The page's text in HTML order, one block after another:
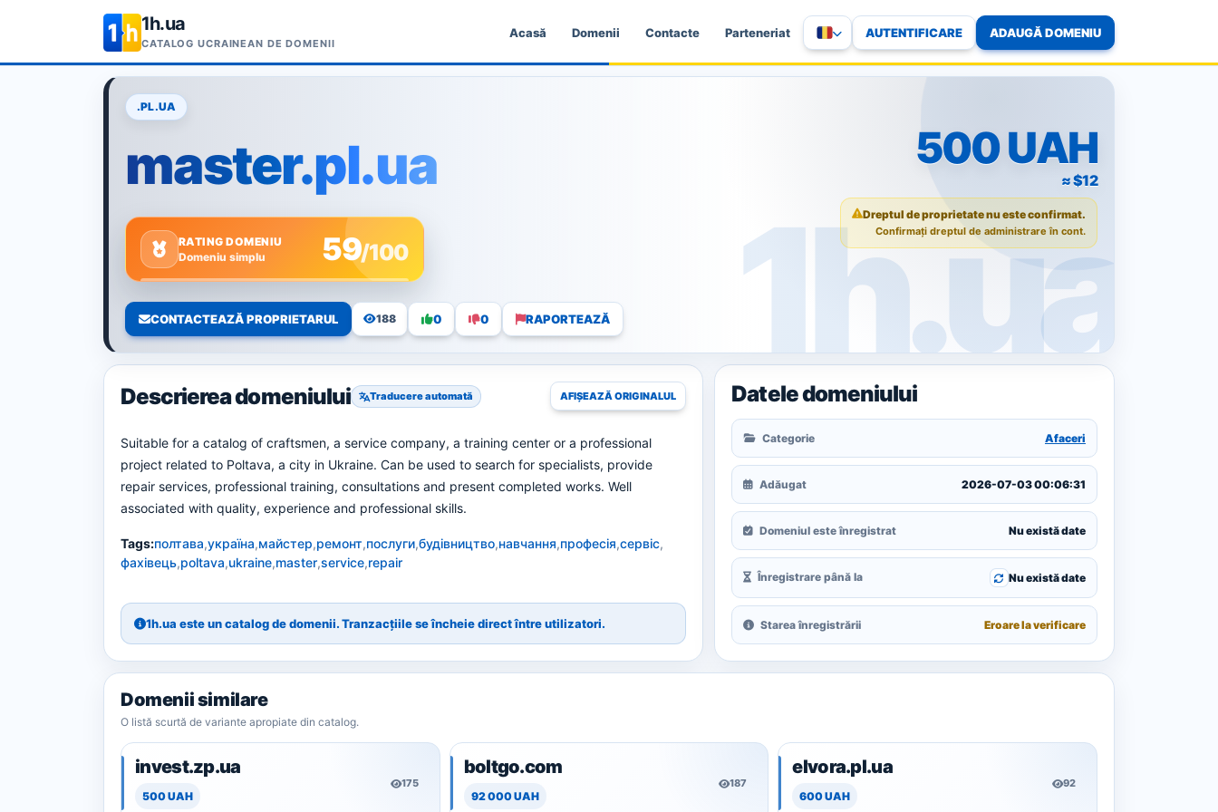
1h.ua
CATALOG UCRAINEAN DE DOMENII
Acasă Domenii Contacte Parteneriat AUTENTIFICARE ADAUGĂ DOMENIU
.PL.UA
master.pl.ua
RATING DOMENIU
Domeniu simplu
59/100
500 UAH
≈ $12
Dreptul de proprietate nu este confirmat.
Confirmați dreptul de administrare în cont.
CONTACTEAZĂ PROPRIETARUL 188 0 0 RAPORTEAZĂ
Descrierea domeniului Traducere automată AFIȘEAZĂ ORIGINALUL
Suitable for a catalog of craftsmen, a service company, a training center or a professional
project related to Poltava, a city in Ukraine. Can be used to search for specialists, provide
repair services, professional training, consultations and present completed works. Well
associated with quality, experience and professional skills.
Tags:полтава,україна,майстер,ремонт,послуги,будівництво,навчання,професія,сервіс,
фахівець,poltava,ukraine,master,service,repair
1h.ua este un catalog de domenii. Tranzacțiile se încheie direct între utilizatori.
Datele domeniului
Categorie Afaceri
Adăugat 2026-07-03 00:06:31
Domeniul este înregistrat Nu există date
Înregistrare până la Nu există date
Starea înregistrării Eroare la verificare
Domenii similare
O listă scurtă de variante apropiate din catalog.
invest.zp.ua
500 UAH
175
boltgo.com
92 000 UAH
187
elvora.pl.ua
600 UAH
92